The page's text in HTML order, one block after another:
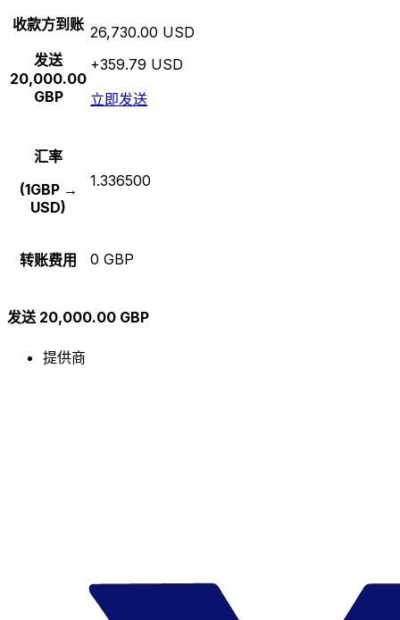
收款方到账
发送
20,000.00
GBP
26,730.00 USD
+359.79 USD
立即发送
汇率
(1GBP →
USD)
1.336500
转账费用 0 GBP
发送 20,000.00 GBP
提供商